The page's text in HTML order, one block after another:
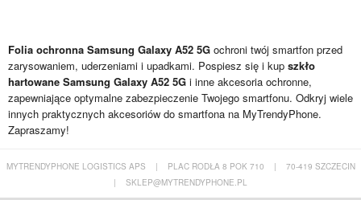
Folia ochronna Samsung Galaxy A52 5G ochroni twój smartfon przed
zarysowaniem, uderzeniami i upadkami. Pospiesz się i kup szkło
hartowane Samsung Galaxy A52 5G i inne akcesoria ochronne,
zapewniające optymalne zabezpieczenie Twojego smartfonu. Odkryj wiele
innych praktycznych akcesoriów do smartfona na MyTrendyPhone.
Zapraszamy!
MYTRENDYPHONE LOGISTICS APS | PLAC RODŁA 8 POK 710 |
70-419 SZCZECIN
|
SKLEP@MYTRENDYPHONE.PL